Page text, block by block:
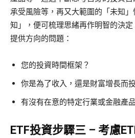
承受風險等，再又大範圍的「未知
知」，便可梳理思緒再作明智的決
提供方向的問題：
您的投資時間框架？
你是為了收入，還是財富增長而
有沒有在意的特定行業或金融產
ETF投資步驟三 – 考慮